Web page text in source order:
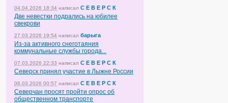
04.04.2026 18:34 написал С Е В Е Р С К
Две невестки подрались на юбилее
свекрови
27.03.2026 19:54 написал барыга
Из-за активного снеготаяния
коммунальные службы города...
07.03.2026 22:33 написал С Е В Е Р С К
Северск принял участие в Лыжне России
06.03.2026 00:57 написал С Е В Е Р С К
Северчан просят пройти опрос об
общественном транспорте